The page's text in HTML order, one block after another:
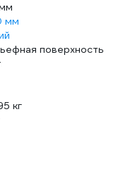
мм
поверхность
кг